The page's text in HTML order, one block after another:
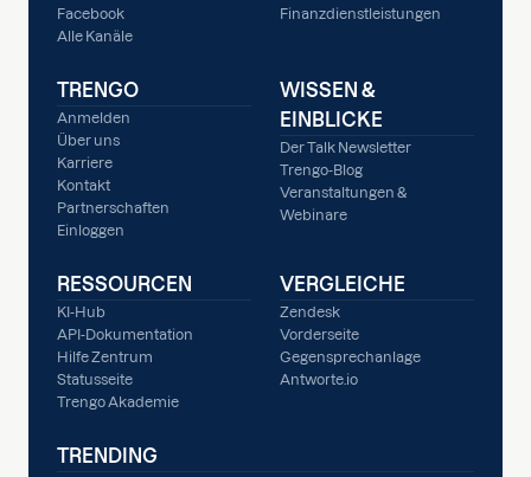
Facebook
Alle Kanäle
Finanzdienstleistungen
TRENGO
Anmelden
Über uns
Karriere
Kontakt
Partnerschaften
Einloggen
WISSEN &
EINBLICKE
Der Talk Newsletter
Trengo-Blog
Veranstaltungen &
Webinare
RESSOURCEN
KI-Hub
API-Dokumentation
Hilfe Zentrum
Statusseite
Trengo Akademie
VERGLEICHE
Zendesk
Vorderseite
Gegensprechanlage
Antworte.io
TRENDING